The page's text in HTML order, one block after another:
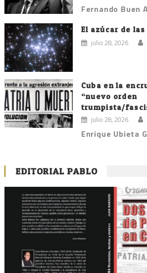
Fernando Buen
El azúcar de
julio 28, 2026
Cuba en la
“nuevo orden
trumpista/
julio 28, 2026
Enrique Ubieta
EDITORIAL PABLO